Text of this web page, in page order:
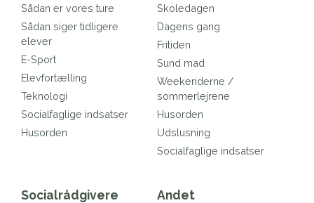
Sådan er vores ture
Sådan siger tidligere
elever
E-Sport
Elevfortælling
Teknologi
Socialfaglige indsatser
Husorden
Skoledagen
Dagens gang
Fritiden
Sund mad
Weekenderne /
sommerlejrene
Husorden
Udslusning
Socialfaglige indsatser
Socialrådgivere Andet